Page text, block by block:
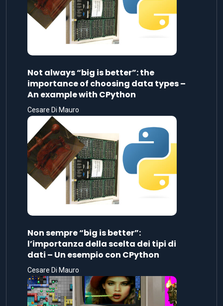
Not always “big is better”: the
importance of choosing data types –
An example with CPython
Cesare Di Mauro
Non sempre “big is better”:
l’importanza della scelta dei tipi di
dati – Un esempio con CPython
Cesare Di Mauro